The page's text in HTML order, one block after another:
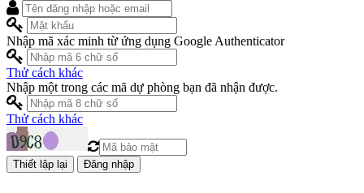
Nhập mã xác minh từ ứng dụng Google Authenticator
Thử cách khác
Nhập một trong các mã dự phòng bạn đã nhận được.
Thử cách khác
Đăng nhập